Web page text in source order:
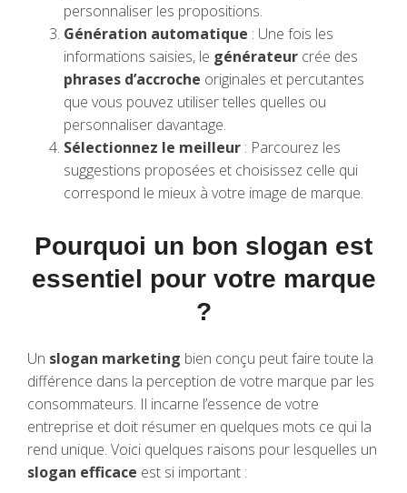
personnaliser les propositions.
Génération automatique : Une fois les
informations saisies, le générateur crée des
phrases d’accroche originales et percutantes
que vous pouvez utiliser telles quelles ou
personnaliser davantage.
Sélectionnez le meilleur : Parcourez les
suggestions proposées et choisissez celle qui
correspond le mieux à votre image de marque.
Pourquoi un bon slogan est
essentiel pour votre marque
?
Un slogan marketing bien conçu peut faire toute la
différence dans la perception de votre marque par les
consommateurs. Il incarne l’essence de votre
entreprise et doit résumer en quelques mots ce qui la
rend unique. Voici quelques raisons pour lesquelles un
slogan efficace est si important :